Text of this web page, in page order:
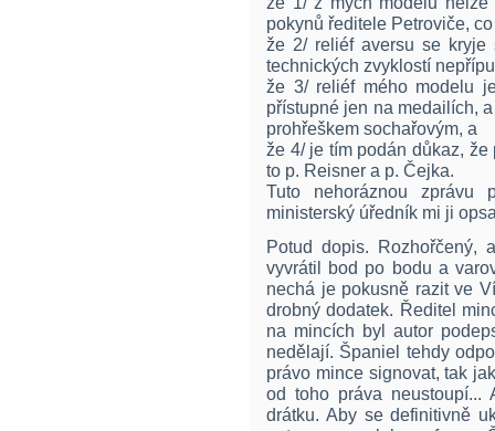
pokynů ředitele Petroviče,
že 2/ reliéf aversu se kryje
technických zvyklostí
že 3/ reliéf mého modelu
přístupné jen na medailích,
prohřeškem sochařovým, a
že 4/ je tím podán důkaz,
to p. Reisner a p. Čejka.
Tuto nehoráznou zprávu
ministerský úředník mi ji
Potud dopis. Rozhořčený,
vyvrátil bod po bodu a
nechá je pokusně razit ve
drobný dodatek. Ředitel
na mincích byl autor
nedělají. Španiel tehdy
právo mince signovat, tak
od toho práva
drátku. Aby se definitivně